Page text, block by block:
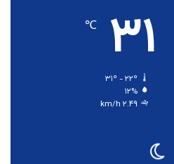
۳۱ ℃
۱۲%
۲.۴۹ km/h